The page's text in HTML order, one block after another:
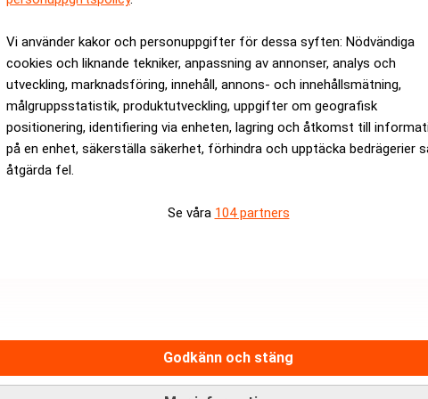
Vi använder kakor och personuppgifter för dessa syften: Nödvändiga
cookies och liknande tekniker, anpassning av annonser, analys och
utveckling, marknadsföring, innehåll, annons- och innehållsmätning,
målgruppsstatistik, produktutveckling, uppgifter om geografisk
positionering, identifiering via enheten, lagring och åtkomst till
på en enhet, säkerställa säkerhet, förhindra och upptäcka bedrägerier
åtgärda fel.
Se våra 104 partners
Godkänn och stäng
enligt
nyhetskanal för dig som
näringslivsnyheter.
Relevance AI-policy
Annonsera på Realtid
Pressmeddelanden